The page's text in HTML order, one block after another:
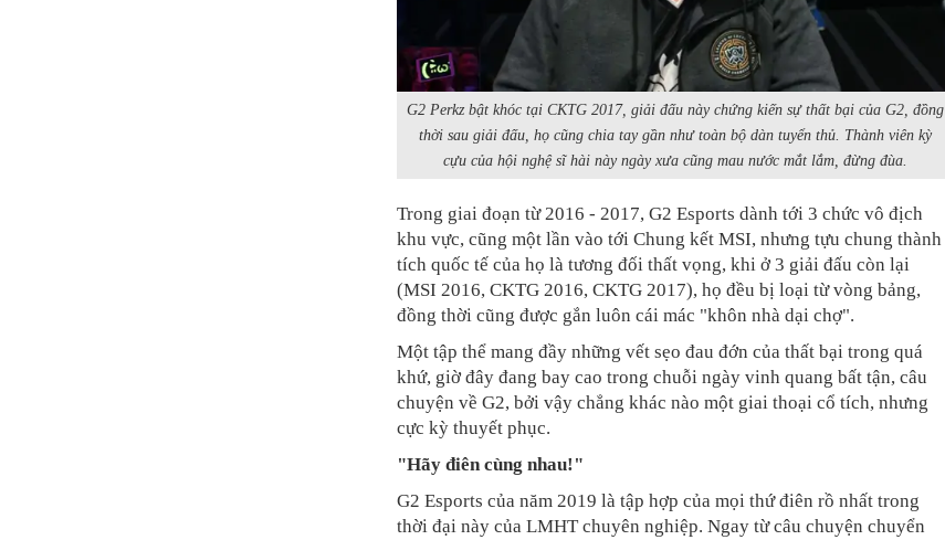
G2 Perkz bật khóc tại CKTG 2017, giải đấu này chứng kiến sự thất bại của G2, đồng
thời sau giải đấu, họ cũng chia tay gần như toàn bộ dàn tuyển thủ. Thành viên kỳ
cựu của hội nghệ sĩ hài này ngày xưa cũng mau nước mắt lắm, đừng đùa.
Trong giai đoạn từ 2016 - 2017, G2 Esports dành tới 3 chức vô địch
khu vực, cũng một lần vào tới Chung kết MSI, nhưng tựu chung thành
tích quốc tế của họ là tương đối thất vọng, khi ở 3 giải đấu còn lại
(MSI 2016, CKTG 2016, CKTG 2017), họ đều bị loại từ vòng bảng,
đồng thời cũng được gắn luôn cái mác "khôn nhà dại chợ".
Một tập thể mang đầy những vết sẹo đau đớn của thất bại trong quá
khứ, giờ đây đang bay cao trong chuỗi ngày vinh quang bất tận, câu
chuyện về G2, bởi vậy chẳng khác nào một giai thoại cổ tích, nhưng
cực kỳ thuyết phục.
"Hãy điên cùng nhau!"
G2 Esports của năm 2019 là tập hợp của mọi thứ điên rồ nhất trong
thời đại này của LMHT chuyên nghiệp. Ngay từ câu chuyện chuyển